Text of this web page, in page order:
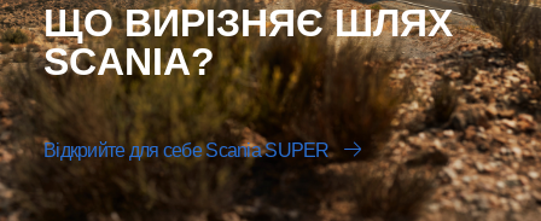
ЩО ВИРІЗНЯЄ ШЛЯХ
SCANIA?
Відкрийте для себе Scania SUPER